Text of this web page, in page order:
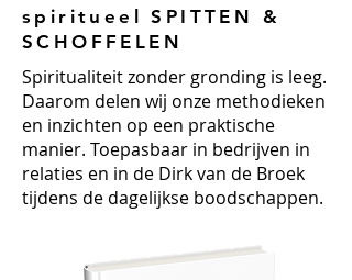
spiritueel SPITTEN &
SCHOFFELEN
Spiritualiteit zonder gronding is leeg.
Daarom delen wij onze methodieken
en inzichten op een praktische
manier. Toepasbaar in bedrijven in
relaties en in de Dirk van de Broek
tijdens de dagelijkse boodschappen.